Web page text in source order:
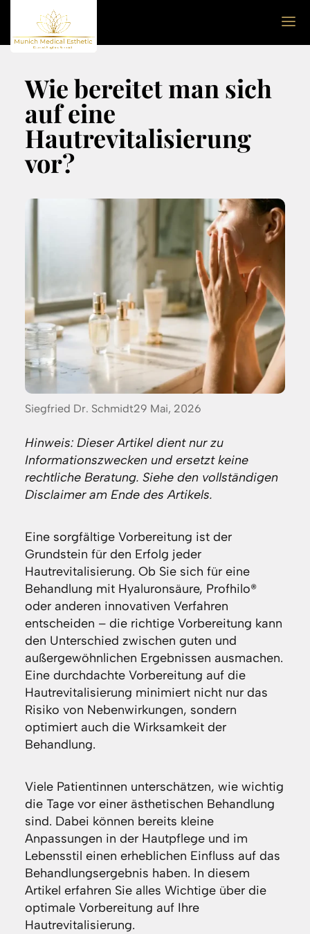
Wie bereitet man sich
auf eine
Hautrevitalisierung
vor?
Posted
Siegfried Dr. Schmidt29 Mai, 2026
Hinweis: Dieser Artikel dient nur zu
Informationszwecken und ersetzt keine
rechtliche Beratung. Siehe den vollständigen
Disclaimer am Ende des Artikels.
Eine sorgfältige Vorbereitung ist der
Grundstein für den Erfolg jeder
Hautrevitalisierung. Ob Sie sich für eine
Behandlung mit Hyaluronsäure, Profhilo®
oder anderen innovativen Verfahren
entscheiden – die richtige Vorbereitung kann
den Unterschied zwischen guten und
außergewöhnlichen Ergebnissen ausmachen.
Eine durchdachte Vorbereitung auf die
Hautrevitalisierung minimiert nicht nur das
Risiko von Nebenwirkungen, sondern
optimiert auch die Wirksamkeit der
Behandlung.
Viele Patientinnen unterschätzen, wie wichtig
die Tage vor einer ästhetischen Behandlung
sind. Dabei können bereits kleine
Anpassungen in der Hautpflege und im
Lebensstil einen erheblichen Einfluss auf das
Behandlungsergebnis haben. In diesem
Artikel erfahren Sie alles Wichtige über die
optimale Vorbereitung auf Ihre
Hautrevitalisierung.